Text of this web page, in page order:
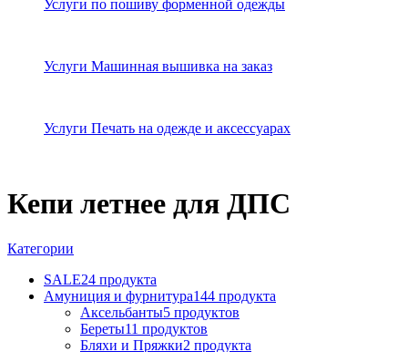
Услуги по пошиву форменной одежды
Услуги Машинная вышивка на заказ
Услуги Печать на одежде и аксессуарах
Кепи летнее для ДПС
Категории
SALE24 продукта
Амуниция и фурнитура144 продукта
Аксельбанты5 продуктов
Береты11 продуктов
Бляхи и Пряжки2 продукта